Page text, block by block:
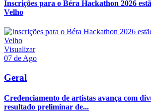
Inscrições para o Béra Hackathon 2026
Velho
Visualizar
07 de Ago
Geral
Credenciamento de artistas avança com
resultado preliminar de...